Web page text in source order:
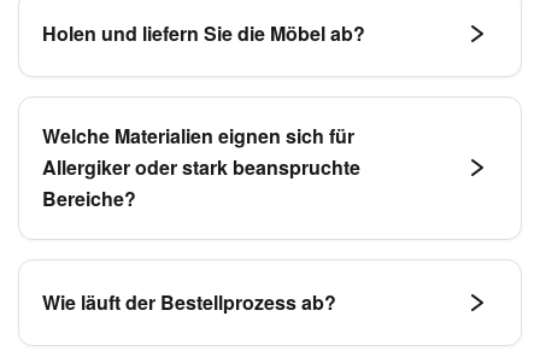
Holen und liefern Sie die Möbel ab?
Ja, wir verfügen über einen eigenen Lieferservice
und bieten zusätzlich einen Aufbauservice an.
Welche Materialien eignen sich für
Allergiker oder stark beanspruchte
Bereiche?
Wir führen eine große Auswahl an speziellen
Bezüge für den Gesundheitsbereich oder abriebfeste
„Aqua Clean“-Stoffe für Clubs und Restaurants.
Wie läuft der Bestellprozess ab?